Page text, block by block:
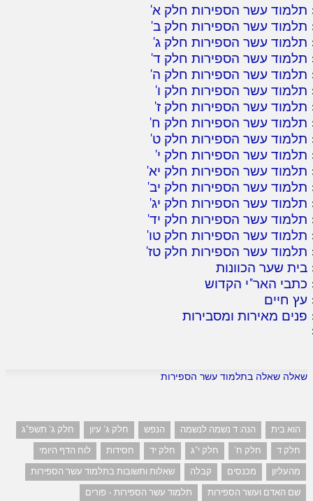
תלמוד עשר הספירות חלק א'
תלמוד עשר הספירות חלק ב'
תלמוד עשר הספירות חלק ג'
תלמוד עשר הספירות חלק ד'
תלמוד עשר הספירות חלק ה'
תלמוד עשר הספירות חלק ו'
תלמוד עשר הספירות חלק ז'
תלמוד עשר הספירות חלק ח'
תלמוד עשר הספירות חלק ט'
תלמוד עשר הספירות חלק י'
תלמוד עשר הספירות חלק יא'
תלמוד עשר הספירות חלק יב'
תלמוד עשר הספירות חלק יג'
תלמוד עשר הספירות חלק יד'
תלמוד עשר הספירות חלק טו'
תלמוד עשר הספירות חלק טז'
בית שער הכוונות
כתבי האר"י הקדוש
עץ חיים
פנים מאירות ומסבירות
שאלה שאלה בתלמוד עשר הספירות
הוא בית הנה: ד נשמה לנשמה הנפש חלק ג' עיון
חלק ג' תשפ"ג
חלק ד
חלק ח' חלק י"ג חלק יד חסידות
לוח הדף היומי
מהעליון
מכנסים קבלה
שאלות ותשובות בתלמוד עשר הספירות
שם האדם ועשר הספירות
תלמוד עשר הספירות - פורים